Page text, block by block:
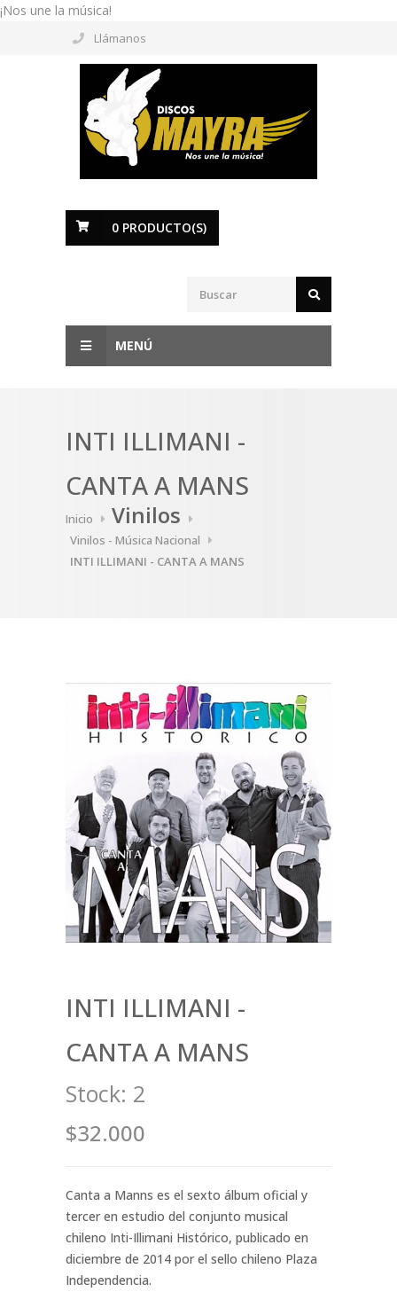
¡Nos une la música!
Llámanos
0 PRODUCTO(S)
MENÚ
INTI ILLIMANI -
CANTA A MANS
Inicio Vinilos
Vinilos - Música Nacional
INTI ILLIMANI - CANTA A MANS
INTI ILLIMANI -
CANTA A MANS
Stock: 2
$32.000
Canta a Manns es el sexto álbum oficial y
tercer en estudio del conjunto musical
chileno Inti-Illimani Histórico, publicado en
diciembre de 2014 por el sello chileno Plaza
Independencia.